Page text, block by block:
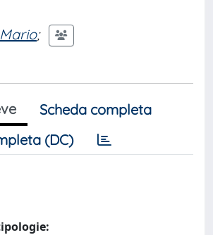
;
Scheda completa
(DC)